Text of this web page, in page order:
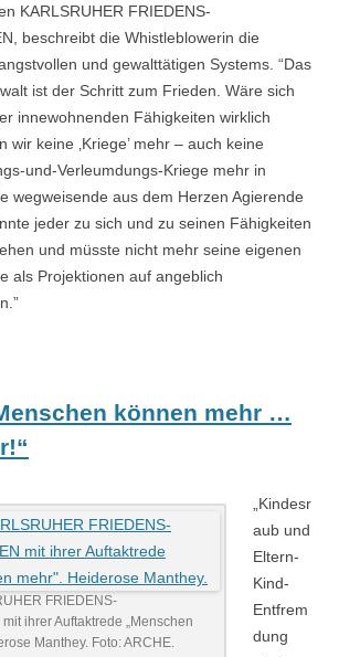
KARLSRUHER FRIEDENS-
beschreibt die Whistleblowerin die
und gewalttätigen Systems. “Das
ist der Schritt zum Frieden. Wäre sich
innewohnenden Fähigkeiten wirklich
wir keine ‚Kriege’ mehr – auch keine
und-Verleumdungs-Kriege mehr in
wegweisende aus dem Herzen Agierende
jeder zu sich und zu seinen Fähigkeiten
und müsste nicht mehr seine eigenen
als Projektionen auf angeblich
können mehr …
FRIEDENS-
ihrer Auftaktrede „Menschen
Manthey. Foto: ARCHE.
„Kindesr
aub und
Eltern-
Kind-
Entfrem
dung